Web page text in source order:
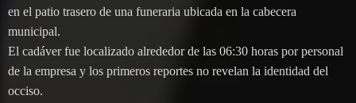
en el patio trasero de una funeraria ubicada en la cabecera
municipal.
El cadáver fue localizado alrededor de las 06:30 horas por personal
de la empresa y los primeros reportes no revelan la identidad del
occiso.